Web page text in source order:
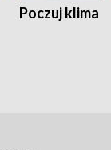
Poczuj klimat